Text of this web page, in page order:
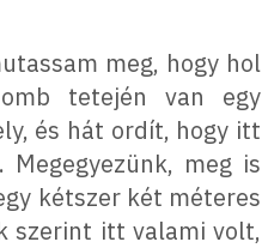
meg, hogy hol
tetején van egy
és hát ordít, hogy itt
meg is
kétszer két méteres
szerint itt valami volt,